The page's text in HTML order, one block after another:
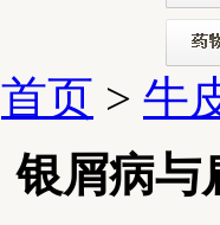
首页 > 牛
银屑病与